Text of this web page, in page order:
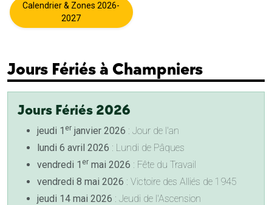
Calendrier & Zones 2026-
2027
Jours Fériés à Champniers
Jours Fériés 2026
jeudi 1 er janvier 2026 : Jour de l'an
lundi 6 avril 2026 : Lundi de Pâques
vendredi 1 er mai 2026 : Fête du Travail
vendredi 8 mai 2026 : Victoire des Alliés de 1945
jeudi 14 mai 2026 : Jeudi de l'Ascension